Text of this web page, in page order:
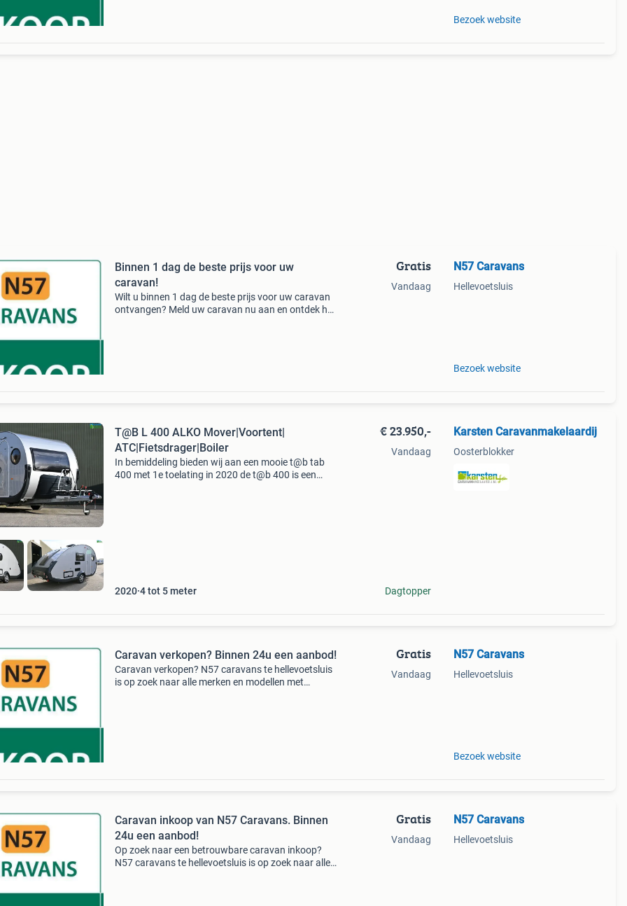
Bezoek website
Binnen 1 dag de beste prijs voor uw
caravan!
Wilt u binnen 1 dag de beste prijs voor uw caravan
ontvangen? Meld uw caravan nu aan en ontdek het
Gratis
Vandaag
N57 Caravans
Hellevoetsluis
Bezoek website
T@B L 400 ALKO Mover|Voortent|
ATC|Fietsdrager|Boiler
In bemiddeling bieden wij aan een mooie t@b tab
400 met 1e toelating in 2020 de t@b 400 is een
2020 4 tot 5 meter
€ 23.950,-
Vandaag
Dagtopper
Karsten Caravanmakelaardij
Oosterblokker
Caravan verkopen? Binnen 24u een aanbod!
Caravan verkopen? N57 caravans te hellevoetsluis
is op zoek naar alle merken en modellen met
Gratis
Vandaag
N57 Caravans
Hellevoetsluis
Bezoek website
Caravan inkoop van N57 Caravans. Binnen
24u een aanbod!
Op zoek naar een betrouwbare caravan inkoop?
N57 caravans te hellevoetsluis is op zoek naar alle
Gratis
Vandaag
N57 Caravans
Hellevoetsluis